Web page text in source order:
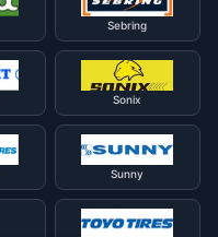
Sebring
Sonix
Sunny